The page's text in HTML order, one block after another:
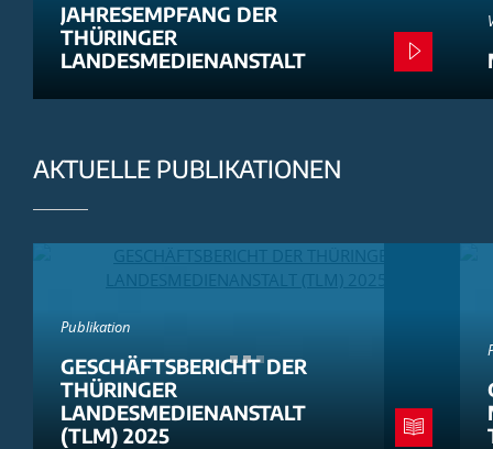
JAHRESEMPFANG DER
THÜRINGER
LANDESMEDIENANSTALT
AKTUELLE PUBLIKATIONEN
Publikation
GESCHÄFTSBERICHT DER
THÜRINGER
LANDESMEDIENANSTALT
(TLM) 2025